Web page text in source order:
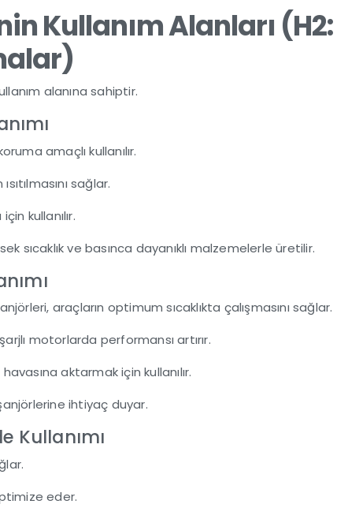
Kullanım Alanları (H2:
alanına sahiptir.
amaçlı kullanılır.
sağlar.
kullanılır.
sıcaklık ve basınca dayanıklı malzemelerle üretilir.
araçların optimum sıcaklıkta çalışmasını sağlar.
motorlarda performansı artırır.
aktarmak için kullanılır.
ihtiyaç duyar.
Kullanımı
eder.